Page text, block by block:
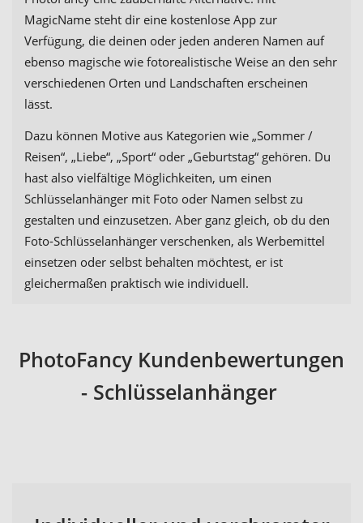
MagicName steht dir eine kostenlose App zur
Verfügung, die deinen oder jeden anderen Namen auf
ebenso magische wie fotorealistische Weise an den sehr
verschiedenen Orten und Landschaften erscheinen
lässt.
Dazu können Motive aus Kategorien wie „Sommer /
Reisen“, „Liebe“, „Sport“ oder „Geburtstag“ gehören. Du
hast also vielfältige Möglichkeiten, um einen
Schlüsselanhänger mit Foto oder Namen selbst zu
gestalten und einzusetzen. Aber ganz gleich, ob du den
Foto-Schlüsselanhänger verschenken, als Werbemittel
einsetzen oder selbst behalten möchtest, er ist
gleichermaßen praktisch wie individuell.
PhotoFancy Kundenbewertungen
- Schlüsselanhänger